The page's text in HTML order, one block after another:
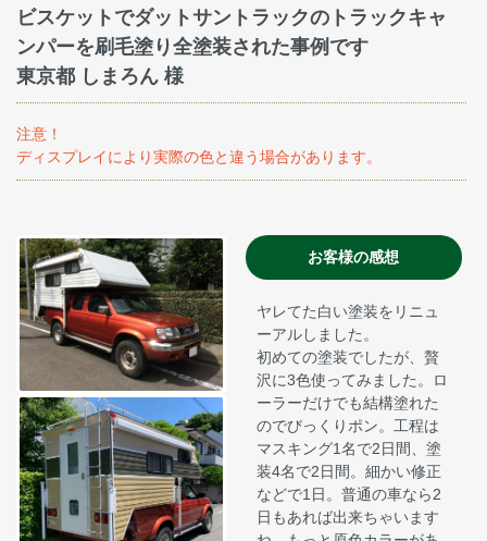
ビスケットでダットサントラックのトラックキャ
ンパーを刷毛塗り全塗装された事例です
東京都 しまろん 様
注意！
ディスプレイにより実際の色と違う場合があります。
お客様の感想
ヤレてた白い塗装をリニュ
ーアルしました。
初めての塗装でしたが、贅
沢に3色使ってみました。ロ
ーラーだけでも結構塗れた
のでびっくりポン。工程は
マスキング1名で2日間、塗
装4名で2日間。細かい修正
などで1日。普通の車なら2
日もあれば出来ちゃいます